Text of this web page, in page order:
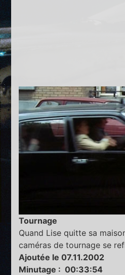
Tournage
Quand Lise quitte sa
caméras de tournage se
Ajoutée le 07.11.2002
Minutage : 00:33:54